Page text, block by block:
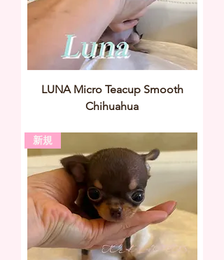
LUNA Micro Teacup Smooth
Chihuahua
新規